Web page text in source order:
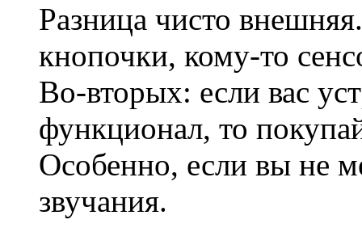
Разница чисто
кнопочки, кому-то
Во-вторых: если вас
функционал, то
Особенно, если вы не
звучания.